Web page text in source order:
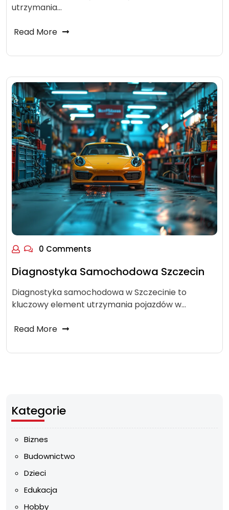
utrzymania…
Read More
0 Comments
Diagnostyka Samochodowa Szczecin
Diagnostyka samochodowa w Szczecinie to
kluczowy element utrzymania pojazdów w…
Read More
Kategorie
Biznes
Budownictwo
Dzieci
Edukacja
Hobby